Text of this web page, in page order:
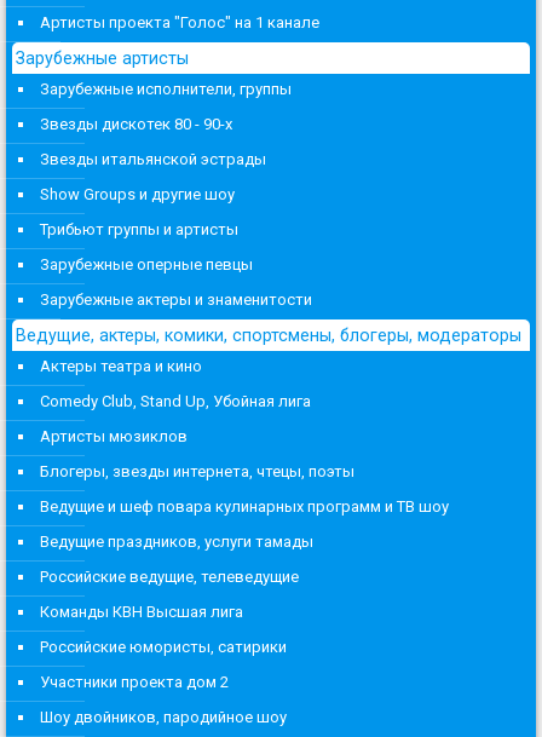
Артисты проекта "Голос" на 1 канале
Зарубежные артисты
Зарубежные исполнители, группы
Звезды дискотек 80 - 90-х
Звезды итальянской эстрады
Show Groups и другие шоу
Трибьют группы и артисты
Зарубежные оперные певцы
Зарубежные актеры и знаменитости
Ведущие, актеры, комики, спортсмены, блогеры, модераторы
Актеры театра и кино
Comedy Club, Stand Up, Убойная лига
Артисты мюзиклов
Блогеры, звезды интернета, чтецы, поэты
Ведущие и шеф повара кулинарных программ и ТВ шоу
Ведущие праздников, услуги тамады
Российские ведущие, телеведущие
Команды КВН Высшая лига
Российские юмористы, сатирики
Участники проекта дом 2
Шоу двойников, пародийное шоу